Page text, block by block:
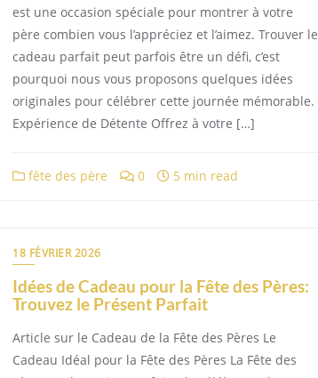
est une occasion spéciale pour montrer à votre
père combien vous l’appréciez et l’aimez. Trouver le
cadeau parfait peut parfois être un défi, c’est
pourquoi nous vous proposons quelques idées
originales pour célébrer cette journée mémorable.
Expérience de Détente Offrez à votre […]
fête des père 0 5 min read
18 FÉVRIER 2026
Idées de Cadeau pour la Fête des Pères:
Trouvez le Présent Parfait
Article sur le Cadeau de la Fête des Pères Le
Cadeau Idéal pour la Fête des Pères La Fête des